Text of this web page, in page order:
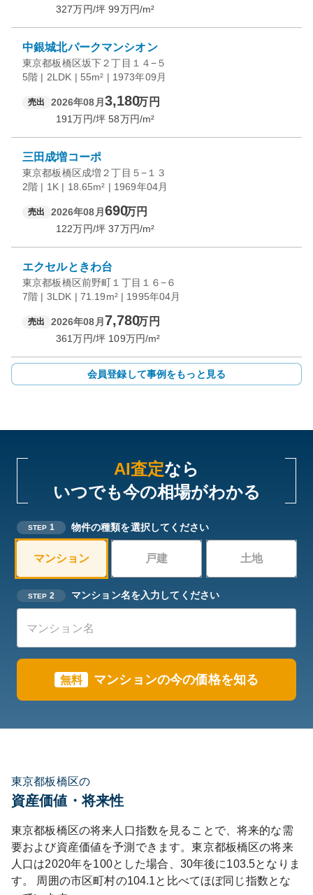
327万円/坪 99万円/m²
中銀城北パークマンシオン
東京都板橋区坂下２丁目１４−５
5階 | 2LDK | 55m² | 1973年09月
売出 2026年08月 3,180万円
191万円/坪 58万円/m²
三田成増コーポ
東京都板橋区成増２丁目５−１３
2階 | 1K | 18.65m² | 1969年04月
売出 2026年08月 690万円
122万円/坪 37万円/m²
エクセルときわ台
東京都板橋区前野町１丁目１６−６
7階 | 3LDK | 71.19m² | 1995年04月
売出 2026年08月 7,780万円
361万円/坪 109万円/m²
会員登録して事例をもっと見る
AI査定なら
いつでも今の相場がわかる
STEP 1 物件の種類を選択してください
マンション 戸建 土地
STEP 2 マンション名を入力してください
無料 マンションの今の価格を知る
東京都板橋区の
資産価値・将来性
東京都板橋区の将来人口指数を見ることで、将来的な需
要および資産価値を予測できます。東京都板橋区の将来
人口は2020年を100とした場合、30年後に103.5となりま
す。
周囲の市区町村の104.1と比べてほぼ同じ指数とな